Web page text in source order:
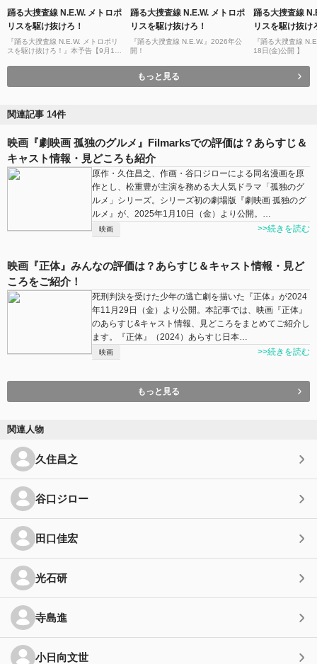
踊る大捜査線 N.E.W. メトロポ
リスを駆け抜けろ！
『踊る大捜査線 N.E.W. メトロポリ
スを駆け抜けろ！』本予告【9月18
踊る大捜査線 N.E.W. メトロポ
リスを駆け抜けろ！
『踊る大捜査線 N.E.W.』2026年公
開！
踊る大捜査線
リスを駆け抜け
『踊る大捜査線
18日(金)公開 】
もっと見る
関連記事 14件
映画『劇映画 孤独のグルメ』Filmarksでの評価は？あらすじ＆
キャスト情報・見どころも紹介
原作・久住昌之、作画・谷口ジローによる同名漫画を原
作とし、松重豊が主演を務める大人気ドラマ「孤独のグ
ルメ」シリーズ。シリーズ初の劇場版『劇映画 孤独のグ
ルメ』が、2025年1月10日（金）より公開。…
映画 >>続きを読む
映画『正体』みんなの評価は？あらすじ＆キャスト情報・見ど
ころをご紹介！
死刑判決を受けた少年の逃亡劇を描いた『正体』が2024
年11月29日（金）より公開。本記事では、映画『正体』
のあらすじ&キャスト情報、見どころをまとめてご紹介し
ます。『正体』（2024）あらすじ日本…
映画 >>続きを読む
もっと見る
関連人物
久住昌之
谷口ジロー
田口佳宏
光石研
寺島進
小日向文世